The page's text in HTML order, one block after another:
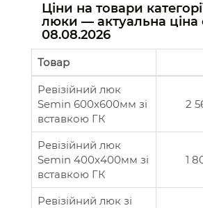
Ціни на товари
люки — актуальна ціна
08.08.2026
Товар
Ревізійний люк
Semin 600х600мм зі
вставкою ГК
2
Ревізійний люк
Semin 400х400мм зі
вставкою ГК
1
Ревізійний люк зі